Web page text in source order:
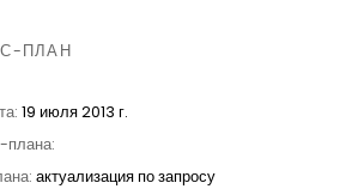
ПЛАН
19 июля 2013 г.
плана:
актуализация по запросу